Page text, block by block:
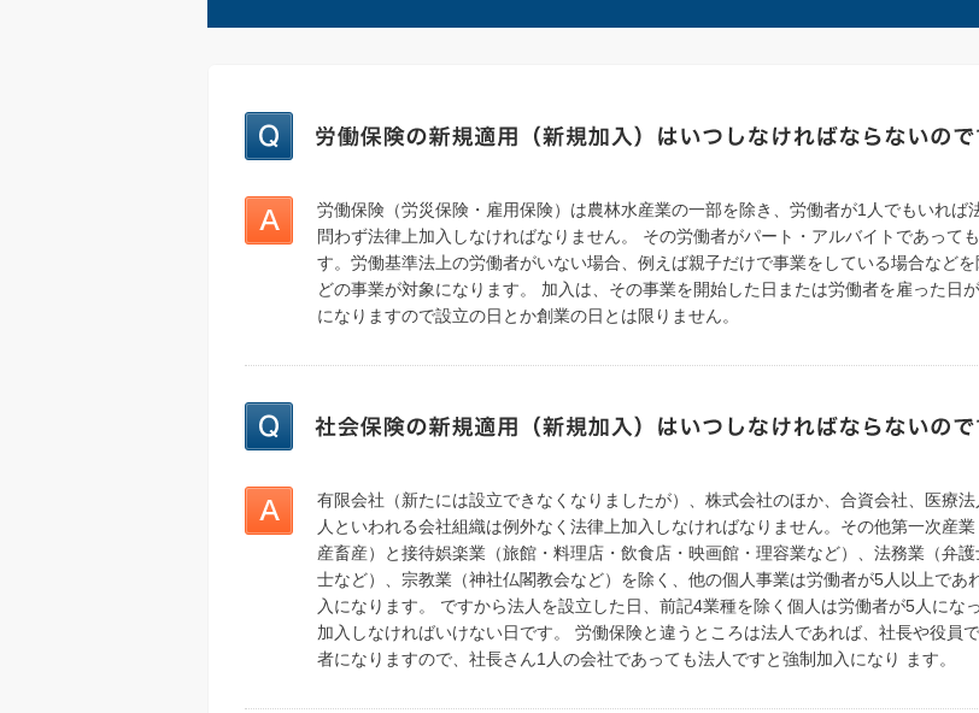
労働保険（労災保険・雇用保険）は農林水産業の一部を除き、労働者が1人でもいれば
問わず法律上加入しなければなりません。 その労働者がパート・アルバイトであって
す。労働基準法上の労働者がいない場合、例えば親子だけで事業をしている場合など
どの事業が対象になります。 加入は、その事業を開始した日または労働者を雇った日
になりますので設立の日とか創業の日とは限りません。
有限会社（新たには設立できなくなりましたが）、株式会社のほか、合資会社、医療
人といわれる会社組織は例外なく法律上加入しなければなりません。その他第一次産業
産畜産）と接待娯楽業（旅館・料理店・飲食店・映画館・理容業など）、法務業（弁護
士など）、宗教業（神社仏閣教会など）を除く、他の個人事業は労働者が5人以上であ
入になります。 ですから法人を設立した日、前記4業種を除く個人は労働者が5人にな
加入しなければいけない日です。 労働保険と違うところは法人であれば、社長や役員
者になりますので、社長さん1人の会社であっても法人ですと強制加入になり ます。